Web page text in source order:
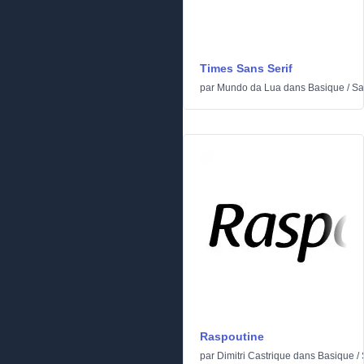
Times Sans Serif
par Mundo da Lua dans Basique /
Raspoutine
par Dimitri Castrique dans Basique /